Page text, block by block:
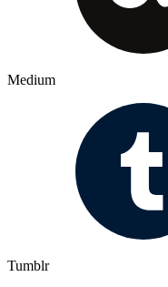
Medium
Tumblr